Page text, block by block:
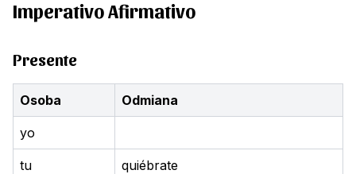
Imperativo Afirmativo
Presente
Osoba Odmiana
yo
tu quiébrate